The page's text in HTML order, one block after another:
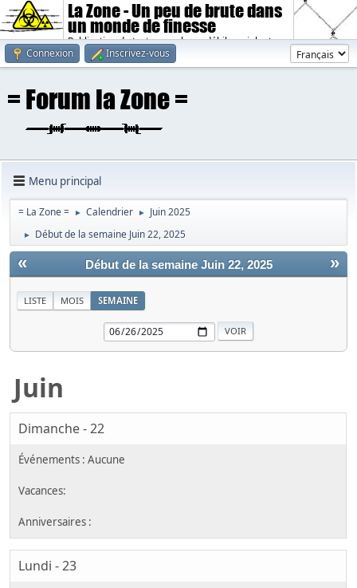
La Zone - Un peu de brute dans
un monde de finesse
Publication de textes sombres, débiles, violents.
Connexion
Inscrivez-vous
Menu principal
= La Zone = ► Calendrier ► Juin 2025
► Début de la semaine Juin 22, 2025
« »
Début de la semaine Juin 22, 2025
LISTE MOIS SEMAINE
Juin
Dimanche - 22
Lundi - 23